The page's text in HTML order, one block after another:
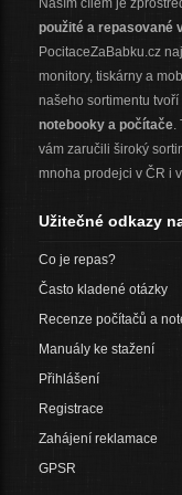
Naším cílem je
použité a repasované
PocitaceZaBabku.cz
monitory, tiskárny a
našeho sortimentu
notebooky a počítače.
vám zaručili široký
mnoha prodejci v ČR i
Užitečné odkazy
Co je repas?
Často kladené otázky
Recenze počítačů a
Manuály ke stažení
Přihlášení
Registrace
Zahájení reklamace
GPSR